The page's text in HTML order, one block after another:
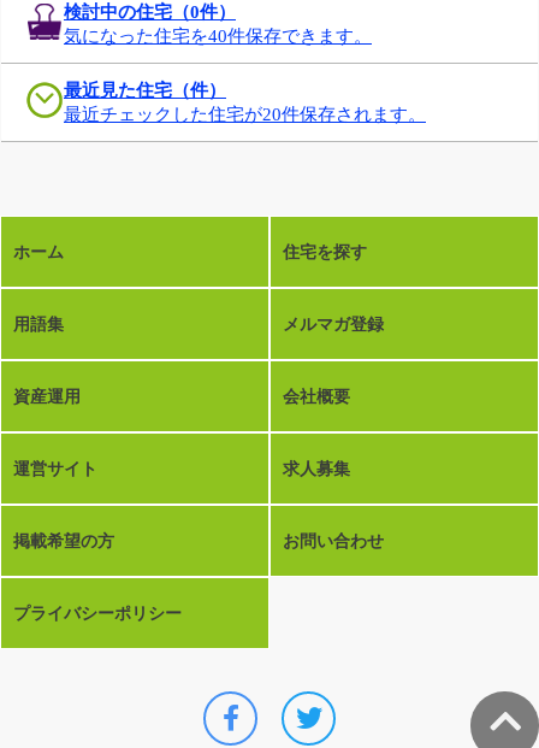
検討中の住宅（0件）
気になった住宅を40件保存できます。
最近見た住宅（件）
最近チェックした住宅が20件保存されます。
ホーム 住宅を探す
用語集 メルマガ登録
資産運用 会社概要
運営サイト 求人募集
掲載希望の方 お問い合わせ
プライバシーポリシー